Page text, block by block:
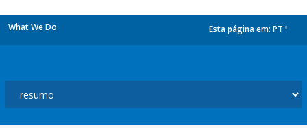
What We Do Esta página em: PT